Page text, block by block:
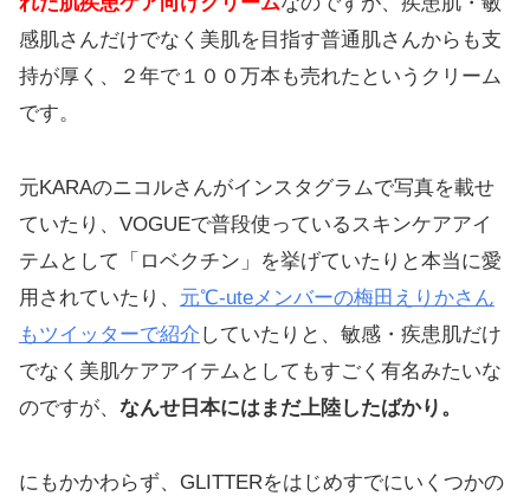
感肌さんだけでなく美肌を目指す普通肌さんからも支
持が厚く、２年で１００万本も売れたというクリーム
です。
元KARAのニコルさんがインスタグラムで写真を載せ
ていたり、VOGUEで普段使っているスキンケアアイ
テムとして「ロベクチン」を挙げていたりと本当に愛
用されていたり、 元℃-uteメンバーの梅田えりかさん
もツイッターで紹介 していたりと、敏感・疾患肌だけ
でなく美肌ケアアイテムとしてもすごく有名みたいな
のですが、 なんせ日本にはまだ上陸したばかり。
にもかかわらず、GLITTERをはじめすでにいくつかの